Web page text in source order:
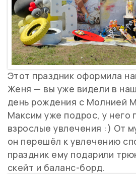
Этот праздник оформила
Женя — вы уже видели в
день рождения с Молнией
Максим уже подрос, у него
взрослые увлечения :) От
он перешёл к увлечению
праздник ему подарили
скейт и баланс-борд.